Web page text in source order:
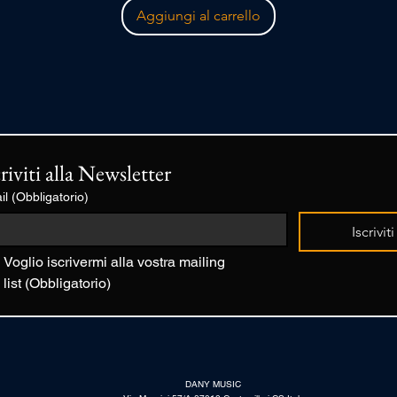
Aggiungi al carrello
alla Newsletter
(Obbligatorio)
Iscriviti
Voglio iscrivermi alla vostra mailing
list (Obbligatorio)
DANY MUSIC